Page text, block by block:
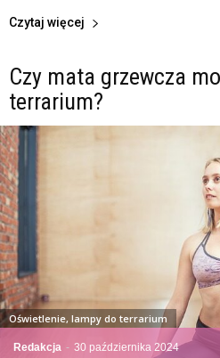
Czytaj więcej
Czy mata grzewcza
terrarium?
Redakcja - 30 października 2024
Oświetlenie, lampy do terrarium